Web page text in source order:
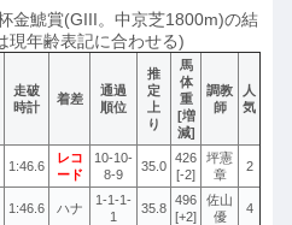
金鯱賞(GIII。中京芝1800m)の結
現年齢表記に合わせる)
走破
時計
着差
通過
順位
推
定
上
り
馬
体
重
[増
減]
調教
師
人
気
1:46.6
レコ
ード
10-10-
8-9
35.0
426
[-2]
坪憲
章
2
1:46.6 ハナ
1-1-1-
1
35.8
496
[+2]
佐山
優
4